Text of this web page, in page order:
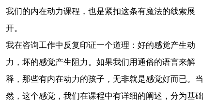
我们的内在动力课程，也是紧扣这条有魔法的线索展
开。
我在咨询工作中反复印证一个道理：好的感觉产生动
力，坏的感觉产生阻力。如果我们用通俗的语言来解
释，那些有内在动力的孩子，无非就是感觉好而已。当
然，这个感觉，我们在课程中有详细的阐述，分为基础